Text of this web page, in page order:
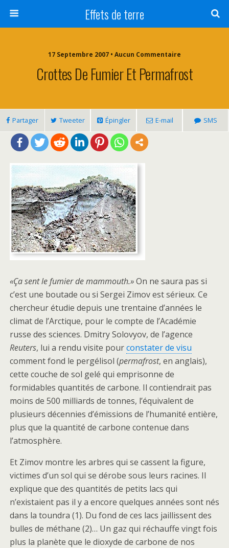
Effets de terre
17 Septembre 2007 • Aucun Commentaire
Crottes De Fumier Et Permafrost
Partager Tweeter Épingler E-mail SMS
«Ça sent le fumier de mammouth.»On ne saura pas si
c’est une boutade ou si Sergei Zimov est sérieux. Ce
chercheur étudie depuis une trentaine d’années le
climat de l’Arctique, pour le compte de l’Académie
russe des sciences. Dmitry Solovyov, de l’agence
Reuters, lui a rendu visite pourconstater de visu
comment fond le pergélisol (permafrost, en anglais),
cette couche de sol gelé qui emprisonne de
formidables quantités de carbone. Il contiendrait pas
moins de 500 milliards de tonnes, l’équivalent de
plusieurs décennies d’émissions de l’humanité entière,
plus que la quantité de carbone contenue dans
l’atmosphère.
Et Zimov montre les arbres qui se cassent la figure,
victimes d’un sol qui se dérobe sous leurs racines. Il
explique que des quantités de petits lacs qui
n’existaient pas il y a encore quelques années sont nés
dans la toundra (1). Du fond de ces lacs jaillissent des
bulles de méthane (2)… Un gaz qui réchauffe vingt fois
plus la planète que le dioxyde de carbone de nos